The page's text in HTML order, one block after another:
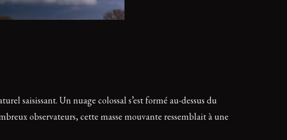
saisissant. Un nuage colossal s’est formé au-dessus du
observateurs, cette masse mouvante ressemblait à une